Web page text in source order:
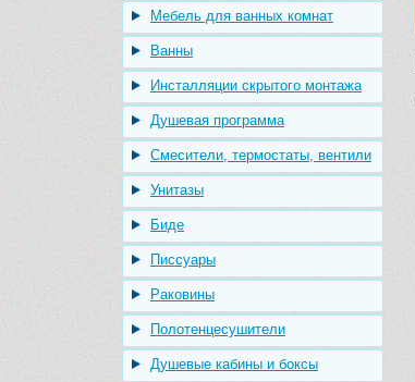
Мебель для ванных комнат
Ванны
Инсталляции скрытого монтажа
Душевая программа
Смесители, термостаты, вентили
Унитазы
Биде
Писсуары
Раковины
Полотенцесушители
Душевые кабины и боксы